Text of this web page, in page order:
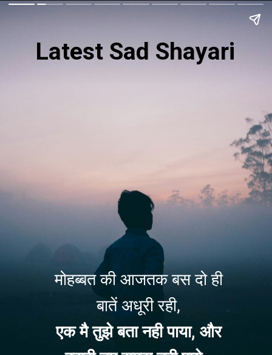
Latest Sad Shayari
मोहब्बत की आजतक बस दो ही
बातें अधूरी रही,
एक मै तुझे बता नही पाया, और